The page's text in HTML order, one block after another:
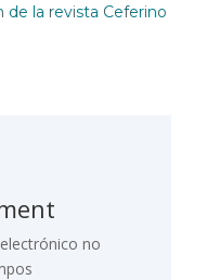
de la revista Ceferino
no